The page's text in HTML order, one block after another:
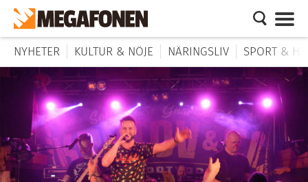
NYHETER KULTUR & NÖJE NÄRINGSLIV SPORT &